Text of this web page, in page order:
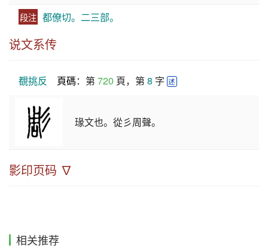
段注 都僚切。二三部。
说文系传
覩挑反 頁碼：第 720 頁，第 8 字 述
瑑文也。從彡周聲。
影印页码 ∇
相关推荐